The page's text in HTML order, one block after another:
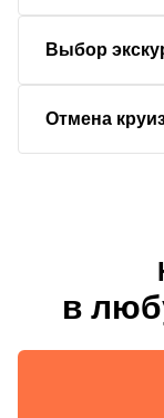
Выбор
Отмена
в